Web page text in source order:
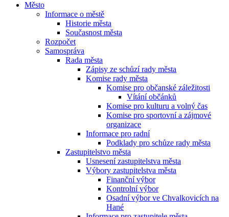
Město
Informace o městě
Historie města
Současnost města
Rozpočet
Samospráva
Rada města
Zápisy ze schůzí rady města
Komise rady města
Komise pro občanské záležitosti
Vítání občánků
Komise pro kulturu a volný čas
Komise pro sportovní a zájmové
organizace
Informace pro radní
Podklady pro schůze rady města
Zastupitelstvo města
Usnesení zastupitelstva města
Výbory zastupitelstva města
Finanční výbor
Kontrolní výbor
Osadní výbor ve Chvalkovicích na
Hané